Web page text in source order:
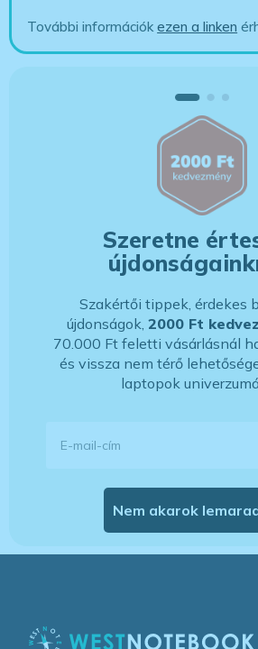
További információkezen a linken
Szeretne
Szakértői tippek, érdekes
újdonságok, 2000 Ft
70.000 Ft feletti vásárlásnál
és vissza nem térő
laptopok